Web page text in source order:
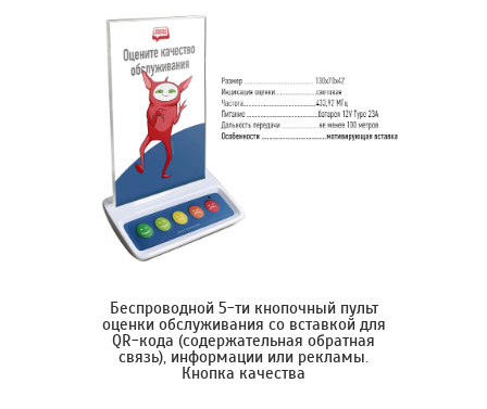
Беспроводной 5-ти кнопочный пульт
оценки обслуживания со вставкой для
QR-кода (содержательная обратная
связь), информации или рекламы.
Кнопка качества